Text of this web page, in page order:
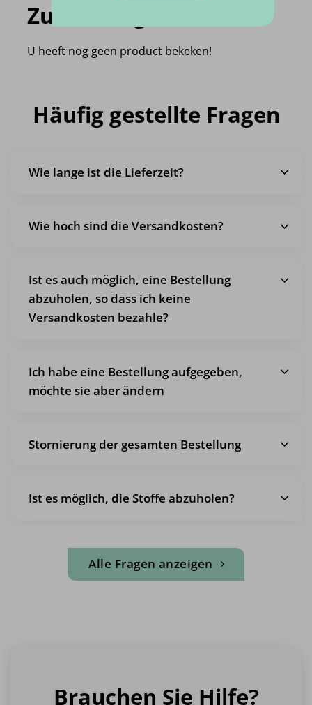
Zuletzt angesehen
U heeft nog geen product bekeken!
Häufig gestellte Fragen
Wie lange ist die Lieferzeit?
Wie hoch sind die Versandkosten?
Ist es auch möglich, eine Bestellung
abzuholen, so dass ich keine
Versandkosten bezahle?
Ich habe eine Bestellung aufgegeben,
möchte sie aber ändern
Stornierung der gesamten Bestellung
Ist es möglich, die Stoffe abzuholen?
Alle Fragen anzeigen
Brauchen Sie Hilfe?